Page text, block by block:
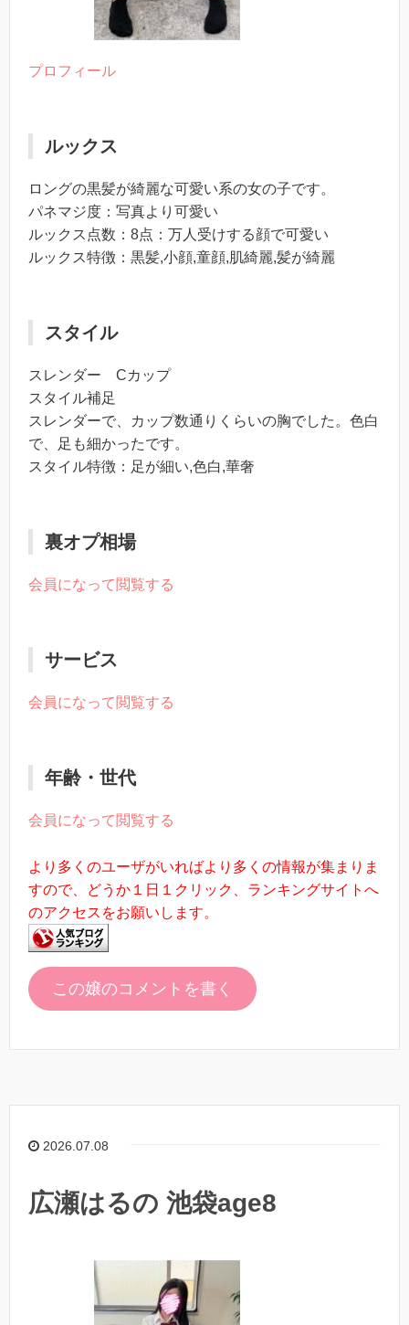
プロフィール
ルックス
ロングの黒髪が綺麗な可愛い系の女の子です。
パネマジ度：写真より可愛い
ルックス点数：8点：万人受けする顔で可愛い
ルックス特徴：黒髪,小顔,童顔,肌綺麗,髪が綺麗
スタイル
スレンダー Cカップ
スタイル補足
スレンダーで、カップ数通りくらいの胸でした。色白
で、足も細かったです。
スタイル特徴：足が細い,色白,華奢
裏オプ相場
会員になって閲覧する
サービス
会員になって閲覧する
年齢・世代
会員になって閲覧する
より多くのユーザがいればより多くの情報が集まりま
すので、どうか１日１クリック、ランキングサイトへ
のアクセスをお願いします。
この嬢のコメントを書く
2026.07.08
広瀬はるの 池袋age8